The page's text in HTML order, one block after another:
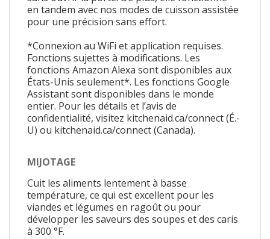
en tandem avec nos modes de cuisson assistée
pour une précision sans effort.
*Connexion au WiFi et application requises.
Fonctions sujettes à modifications. Les
fonctions Amazon Alexa sont disponibles aux
États-Unis seulement*. Les fonctions Google
Assistant sont disponibles dans le monde
entier. Pour les détails et l’avis de
confidentialité, visitez kitchenaid.ca/connect (É.-
U) ou kitchenaid.ca/connect (Canada).
MIJOTAGE
Cuit les aliments lentement à basse
température, ce qui est excellent pour les
viandes et légumes en ragoût ou pour
développer les saveurs des soupes et des caris
à 300 °F.